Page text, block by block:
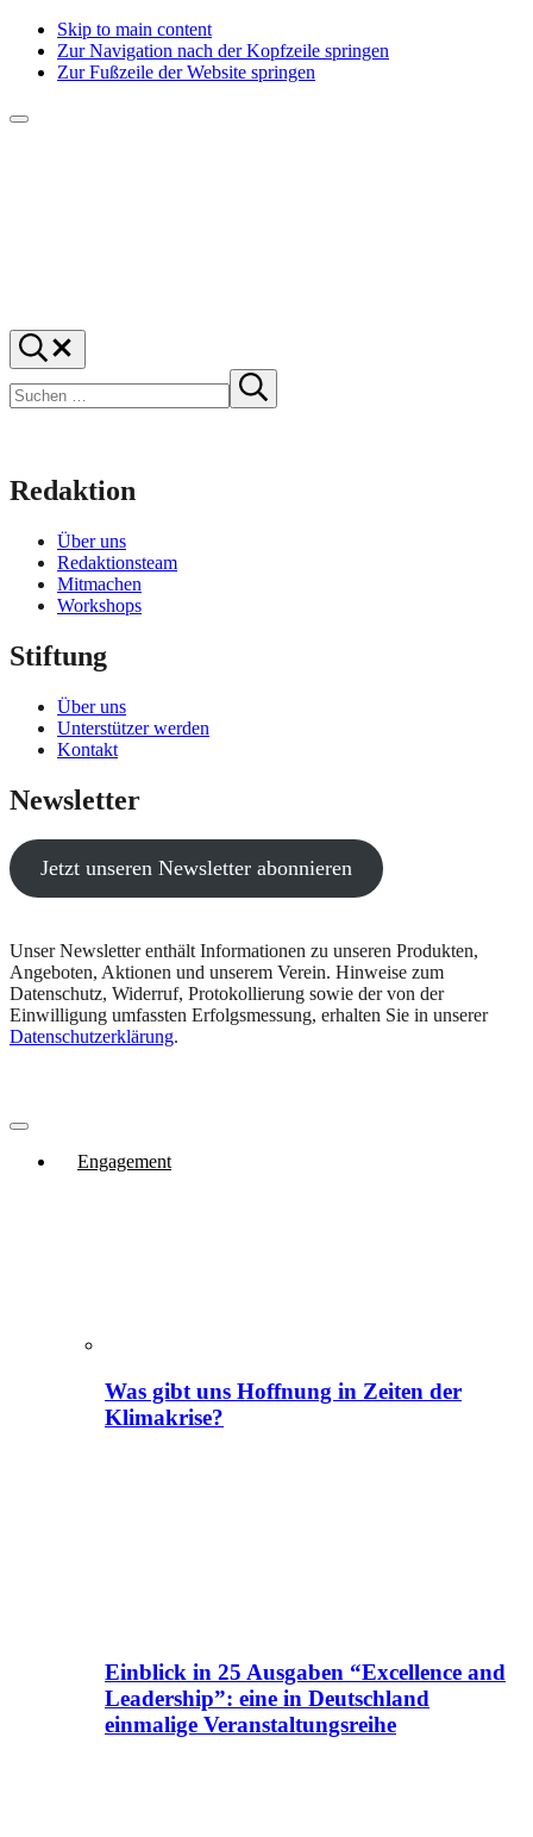
Skip to main content
Zur Navigation nach der Kopfzeile springen
Zur Fußzeile der Website springen
Menü
f1rstlife
Und
was
denkst
du?
Suchen
…
Suche
starten
Redaktion
Über uns
Redaktionsteam
Mitmachen
Workshops
Stiftung
Über uns
Unterstützer werden
Kontakt
Newsletter
Jetzt unseren Newsletter abonnieren
Unser Newsletter enthält Informationen zu unseren Produkten,
Angeboten, Aktionen und unserem Verein. Hinweise zum
Datenschutz, Widerruf, Protokollierung sowie der von der
Einwilligung umfassten Erfolgsmessung, erhalten Sie in unserer
Datenschutzerklärung.
Engagement
Was gibt uns Hoffnung in Zeiten der
Klimakrise?
Einblick in 25 Ausgaben “Excellence and
Leadership”: eine in Deutschland
einmalige Veranstaltungsreihe